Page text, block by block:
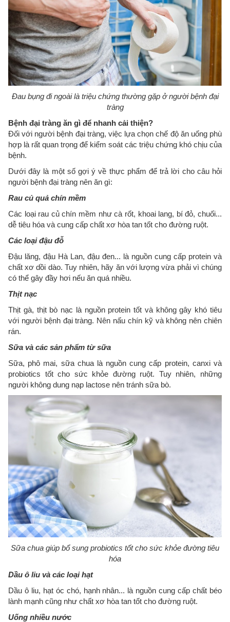
Đau bụng đi ngoài là triệu chứng thường gặp ở người bệnh đại
tràng
Bệnh đại tràng ăn gì để nhanh cải thiện?
Đối với người bệnh đại tràng, việc lựa chọn chế độ ăn uống phù
hợp là rất quan trọng để kiểm soát các triệu chứng khó chịu của
bệnh.
Dưới đây là một số gợi ý về thực phẩm để trả lời cho câu hỏi
người bệnh đại tràng nên ăn gì:
Rau củ quả chín mềm
Các loại rau củ chín mềm như cà rốt, khoai lang, bí đỏ, chuối...
dễ tiêu hóa và cung cấp chất xơ hòa tan tốt cho đường ruột.
Các loại đậu đỗ
Đậu lăng, đậu Hà Lan, đậu đen... là nguồn cung cấp protein và
chất xơ dồi dào. Tuy nhiên, hãy ăn với lượng vừa phải vì chúng
có thể gây đầy hơi nếu ăn quá nhiều.
Thịt nạc
Thịt gà, thịt bò nạc là nguồn protein tốt và không gây khó tiêu
với người bệnh đại tràng. Nên nấu chín kỹ và không nên chiên
rán.
Sữa và các sản phẩm từ sữa
Sữa, phô mai, sữa chua là nguồn cung cấp protein, canxi và
probiotics tốt cho sức khỏe đường ruột. Tuy nhiên, những
người không dung nạp lactose nên tránh sữa bò.
Sữa chua giúp bổ sung probiotics tốt cho sức khỏe đường tiêu
hóa
Dầu ô liu và các loại hạt
Dầu ô liu, hạt óc chó, hạnh nhân... là nguồn cung cấp chất béo
lành mạnh cũng như chất xơ hòa tan tốt cho đường ruột.
Uống nhiều nước